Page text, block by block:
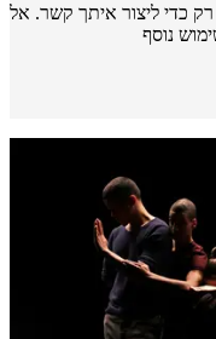
ליצור איתך קשר. אל
נוסף